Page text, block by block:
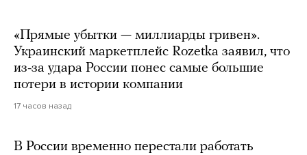
«Прямые убытки — миллиарды гривен».
Украинский маркетплейс Rozetka заявил, что
из-за удара России понес самые большие
потери в истории компании
17 часов назад
В России временно перестали работать